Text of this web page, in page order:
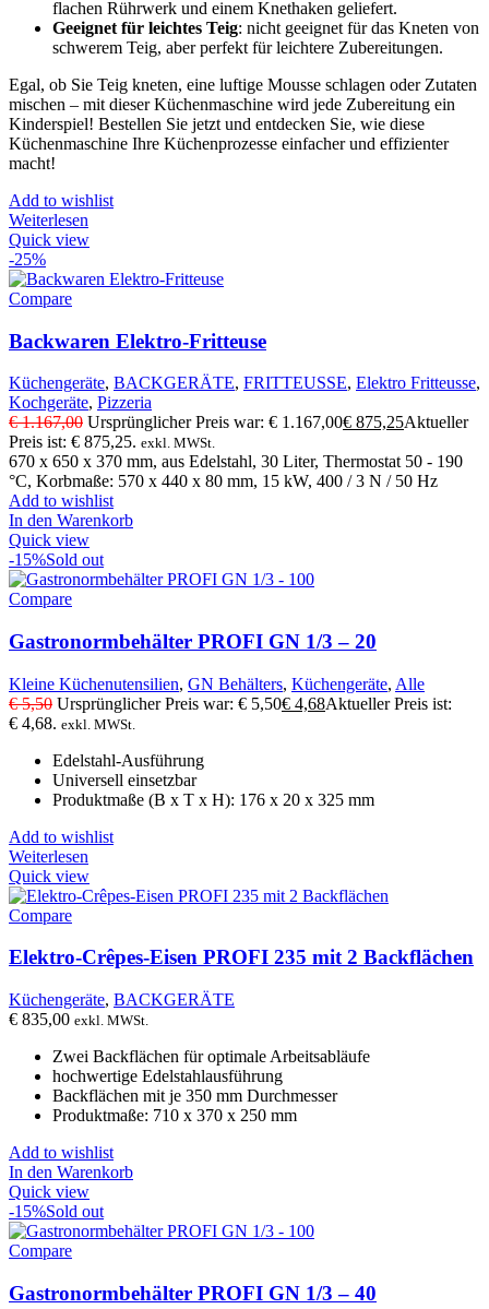
flachen Rührwerk und einem Knethaken geliefert.
Geeignet für leichtes Teig: nicht geeignet für das Kneten von
schwerem Teig, aber perfekt für leichtere Zubereitungen.
Egal, ob Sie Teig kneten, eine luftige Mousse schlagen oder Zutaten
mischen – mit dieser Küchenmaschine wird jede Zubereitung ein
Kinderspiel! Bestellen Sie jetzt und entdecken Sie, wie diese
Küchenmaschine Ihre Küchenprozesse einfacher und effizienter
macht!
Add to wishlist
Weiterlesen
Quick view
-25%
Compare
Backwaren Elektro-Fritteuse
Küchengeräte, BACKGERÄTE, FRITTEUSSE, Elektro Fritteusse,
Kochgeräte, Pizzeria
€1.167,00 Ursprünglicher Preis war: € 1.167,00€ 875,25Aktueller
Preis ist: € 875,25. exkl. MWSt.
670 x 650 x 370 mm, aus Edelstahl, 30 Liter, Thermostat 50 - 190
°C, Korbmaße: 570 x 440 x 80 mm, 15 kW, 400 / 3 N / 50 Hz
Add to wishlist
In den Warenkorb
Quick view
-15%Sold out
Compare
Gastronormbehälter PROFI GN 1/3 – 20
Kleine Küchenutensilien, GN Behälters, Küchengeräte, Alle
€5,50 Ursprünglicher Preis war: € 5,50€ 4,68Aktueller Preis ist:
€ 4,68. exkl. MWSt.
Edelstahl-Ausführung
Universell einsetzbar
Produktmaße (B x T x H): 176 x 20 x 325 mm
Add to wishlist
Weiterlesen
Quick view
Compare
Elektro-Crêpes-Eisen PROFI 235 mit 2 Backflächen
Küchengeräte, BACKGERÄTE
€ 835,00 exkl. MWSt.
Zwei Backflächen für optimale Arbeitsabläufe
hochwertige Edelstahlausführung
Backflächen mit je 350 mm Durchmesser
Produktmaße: 710 x 370 x 250 mm
Add to wishlist
In den Warenkorb
Quick view
-15%Sold out
Compare
Gastronormbehälter PROFI GN 1/3 – 40